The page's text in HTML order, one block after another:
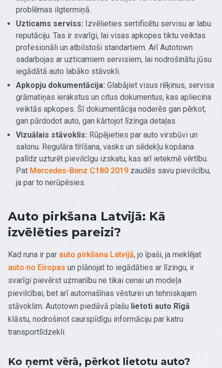
problēmas ilgtermiņā.
Uzticams serviss: Izvēlieties sertificētu servisu ar labu
reputāciju. Tas ir svarīgi, lai visas apkopes tiktu veiktas
profesionāli un atbilstoši standartiem. Arī Autotown
sadarbojas ar uzticamiem servisiem, lai nodrošinātu jūsu
iegādātā auto labāko stāvokli.
Apkopju dokumentācija: Glabājiet visus rēķinus, servisa
grāmatiņas ierakstus un citus dokumentus, kas apliecina
veiktās apkopes. Šī dokumentācija noderēs gan pērkot,
gan pārdodot auto, gan kārtojot līzinga detaļas.
Vizuālais stāvoklis: Rūpējieties par auto virsbūvi un
salonu. Regulāra tīrīšana, vasks un sēdekļu kopšana
palīdz uzturēt pievilcīgu izskatu, kas arī ietekmē vērtību.
Pat Mercedes-Benz C180 2019 zaudēs savu pievilcību,
ja par to nerūpēsies.
Auto pirkšana Latvijā: Kā
izvēlēties pareizi?
Kad runa ir par auto pirkšana Latvijā, jo īpaši, ja meklējat
auto no Eiropas un plānojat to iegādāties ar līzingu, ir
svarīgi pievērst uzmanību ne tikai cenai un modeļa
pievilcībai, bet arī automašīnas vēsturei un tehniskajam
stāvoklim. Autotown piedāvā plašu lietoti auto Rīgā
klāstu, nodrošinot caurspīdīgu informāciju par katru
transportlīdzekli.
Ko ņemt vērā, pērkot lietotu auto?